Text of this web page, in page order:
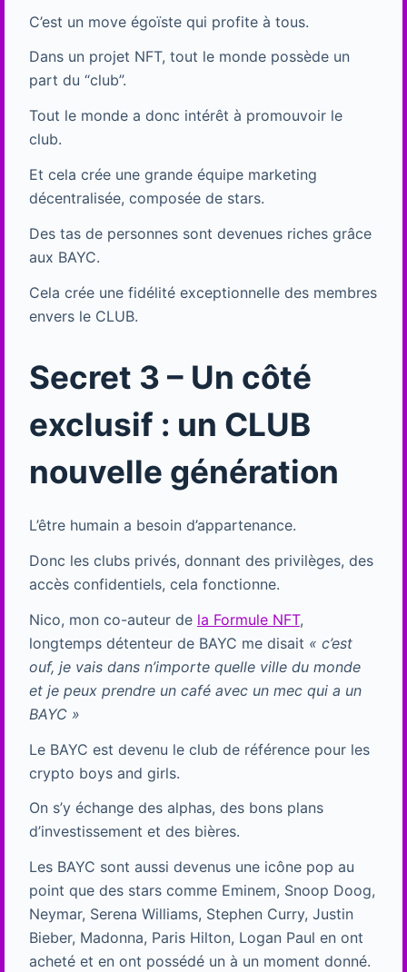
C’est un move égoïste qui profite à tous.
Dans un projet NFT, tout le monde possède un
part du “club”.
Tout le monde a donc intérêt à promouvoir le
club.
Et cela crée une grande équipe marketing
décentralisée, composée de stars.
Des tas de personnes sont devenues riches grâce
aux BAYC.
Cela crée une fidélité exceptionnelle des membres
envers le CLUB.
Secret 3 – Un côté
exclusif : un CLUB
nouvelle génération
L’être humain a besoin d’appartenance.
Donc les clubs privés, donnant des privilèges, des
accès confidentiels, cela fonctionne.
Nico, mon co-auteur de la Formule NFT,
longtemps détenteur de BAYC me disait « c’est
ouf, je vais dans n’importe quelle ville du monde
et je peux prendre un café avec un mec qui a un
BAYC »
Le BAYC est devenu le club de référence pour les
crypto boys and girls.
On s’y échange des alphas, des bons plans
d’investissement et des bières.
Les BAYC sont aussi devenus une icône pop au
point que des stars comme Eminem, Snoop Doog,
Neymar, Serena Williams, Stephen Curry, Justin
Bieber, Madonna, Paris Hilton, Logan Paul en ont
acheté et en ont possédé un à un moment donné.